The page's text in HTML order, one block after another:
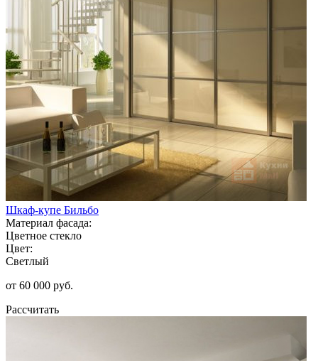
Шкаф-купе Бильбо
Материал фасада:
Цветное стекло
Цвет:
Светлый
от 60 000 руб.
Рассчитать